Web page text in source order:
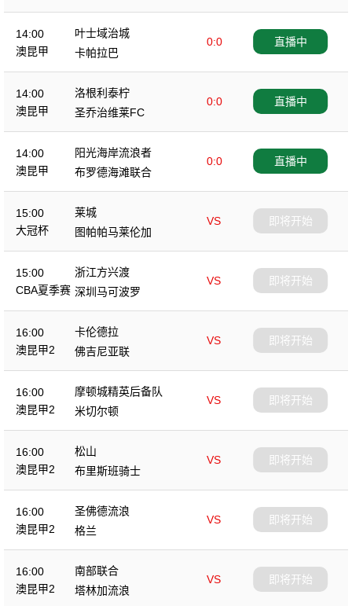
14:00
澳昆甲
叶士域治城
0:0
卡帕拉巴
直播中
14:00
澳昆甲
洛根利泰柠
0:0
圣乔治维莱FC
直播中
14:00
澳昆甲
阳光海岸流浪者
0:0
布罗德海滩联合
直播中
15:00
大冠杯
莱城
VS
图帕帕马莱伦加
即将开始
15:00
CBA夏季赛
浙江方兴渡
VS
深圳马可波罗
即将开始
16:00
澳昆甲2
卡伦德拉
VS
佛吉尼亚联
即将开始
16:00
澳昆甲2
摩顿城精英后备队
VS
米切尔顿
即将开始
16:00
澳昆甲2
松山
VS
布里斯班骑士
即将开始
16:00
澳昆甲2
圣佛德流浪
VS
格兰
即将开始
16:00
澳昆甲2
南部联合
VS
塔林加流浪
即将开始